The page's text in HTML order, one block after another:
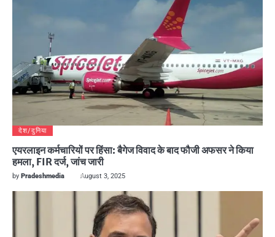
देश/दुनिया
एयरलाइन कर्मचारियों पर हिंसा: बैगेज विवाद के बाद फौजी अफसर ने किया
हमला, FIR दर्ज, जांच जारी
by Pradeshmedia August 3, 2025